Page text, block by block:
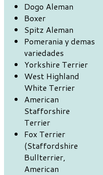
Dogo Aleman
Boxer
Spitz Aleman
Pomerania y demas
variedades
Yorkshire Terrier
West Highland
White Terrier
American
Stafforshire
Terrier
Fox Terrier
(Staffordshire
Bullterrier,
American